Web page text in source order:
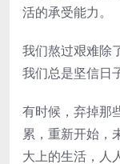
活的承受能力。
我们熬过艰难除
我们总是坚信日
有时候，弃掉那
累，重新开始，
大上的生活，人